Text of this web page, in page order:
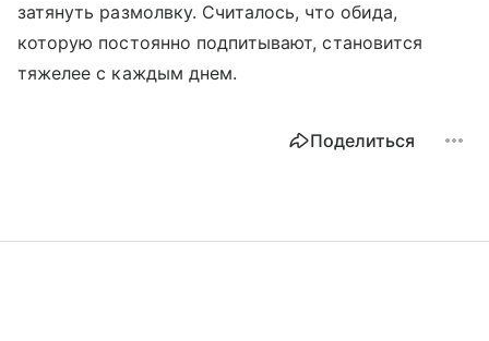
затянуть размолвку. Считалось, что обида,
которую постоянно подпитывают, становится
тяжелее с каждым днем.
Поделиться